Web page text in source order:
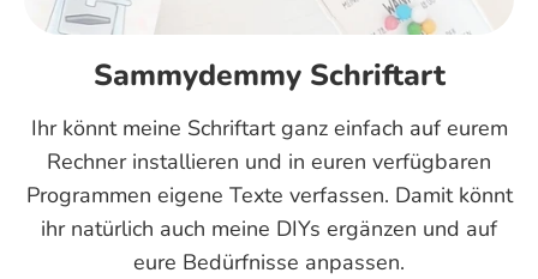
Sammydemmy Schriftart
Ihr könnt meine Schriftart ganz einfach auf eurem
Rechner installieren und in euren verfügbaren
Programmen eigene Texte verfassen. Damit könnt
ihr natürlich auch meine DIYs ergänzen und auf
eure Bedürfnisse anpassen.